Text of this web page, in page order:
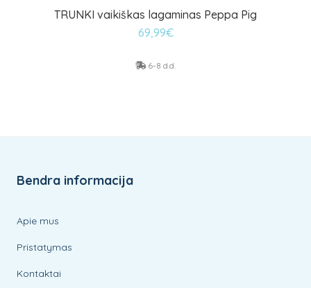
TRUNKI vaikiškas lagaminas Peppa Pig
69,99€
6-8 d.d.
Bendra informacija
Apie mus
Pristatymas
Kontaktai